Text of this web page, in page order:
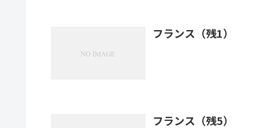
フランス（残1）
フランス（残5）